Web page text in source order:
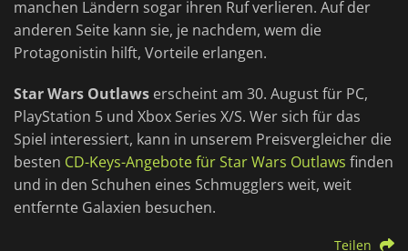
manchen Ländern sogar ihren Ruf verlieren. Auf der
anderen Seite kann sie, je nachdem, wem die
Protagonistin hilft, Vorteile erlangen.
Star Wars Outlaws erscheint am 30. August für PC,
PlayStation 5 und Xbox Series X/S. Wer sich für das
Spiel interessiert, kann in unserem Preisvergleicher die
besten CD-Keys-Angebote für Star Wars Outlaws finden
und in den Schuhen eines Schmugglers weit, weit
entfernte Galaxien besuchen.
Teilen